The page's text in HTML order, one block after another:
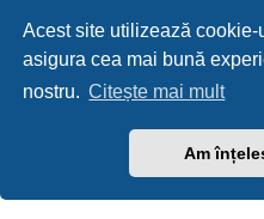
Acest site utilizează cookie-
asigura cea mai bună
nostru. Citește mai mult
Am